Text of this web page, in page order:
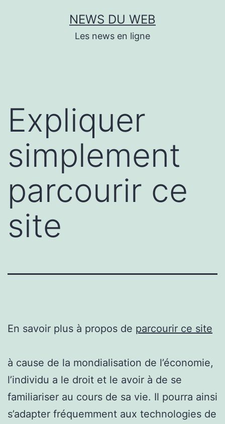
NEWS DU WEB
Les news en ligne
Expliquer
simplement
parcourir ce
site
En savoir plus à propos de parcourir ce site
à cause de la mondialisation de l’économie,
l’individu a le droit et le avoir à de se
familiariser au cours de sa vie. Il pourra ainsi
s’adapter fréquemment aux technologies de